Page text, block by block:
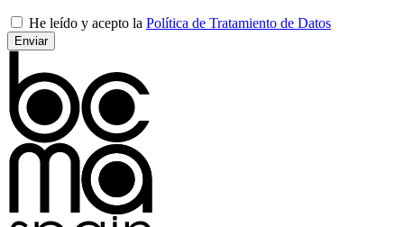
He leído y acepto la Política de Tratamiento de Datos